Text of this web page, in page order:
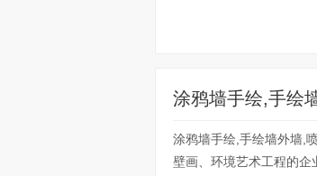
涂鸦墙手绘,手绘
涂鸦墙手绘,手绘墙外墙,
壁画、环境艺术工程的